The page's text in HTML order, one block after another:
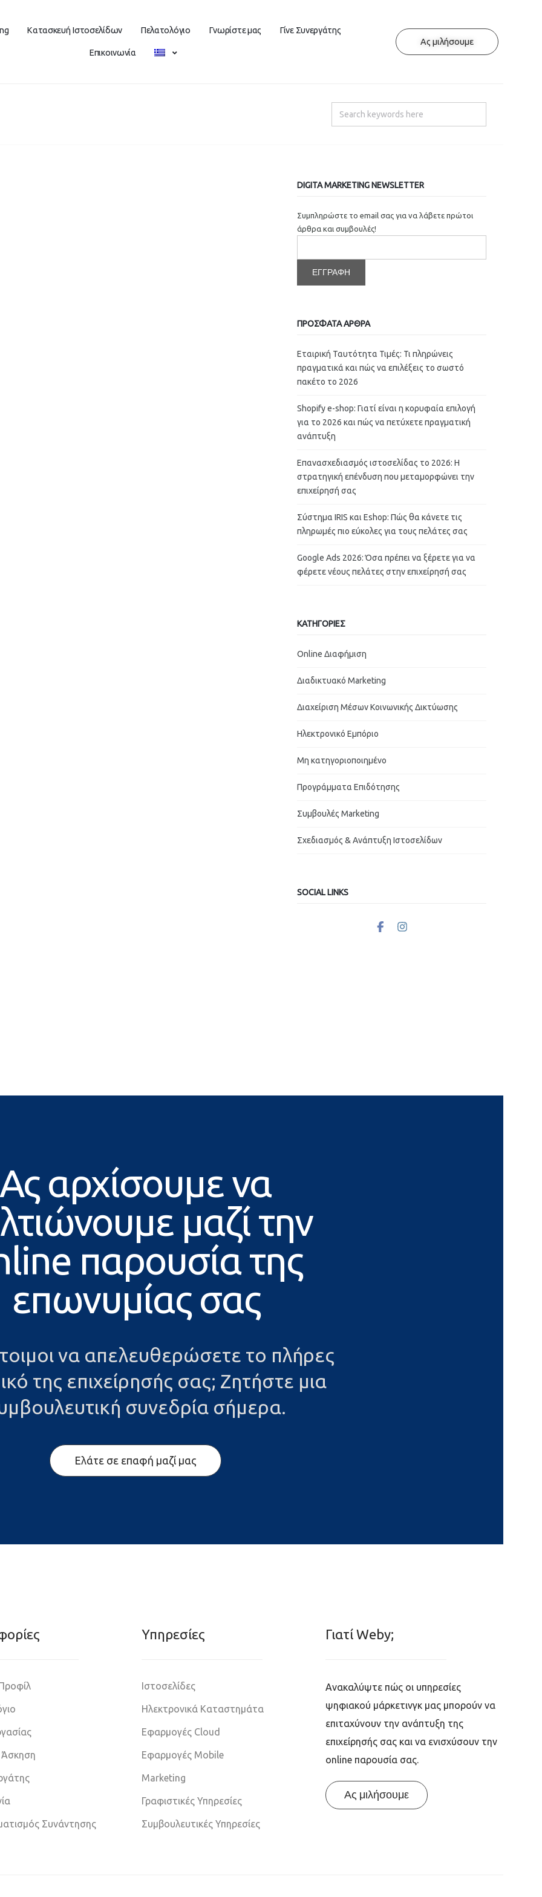
Κατασκευή Ιστοσελίδων Πελατολόγιο Γνωρίστε μας Γίνε Συνεργάτης
Επικοινωνία
Ας μιλήσουμε
DIGITA MARKETING NEWSLETTER
Συμπληρώστε το email σας για να λάβετε πρώτοι
άρθρα και συμβουλές!
ΠΡΟΣΦΑΤΑ ΑΡΘΡΑ
Εταιρική Ταυτότητα Τιμές: Τι πληρώνεις
πραγματικά και πώς να επιλέξεις το σωστό
πακέτο το 2026
Shopify e-shop: Γιατί είναι η κορυφαία επιλογή
για το 2026 και πώς να πετύχετε πραγματική
ανάπτυξη
Επανασχεδιασμός ιστοσελίδας το 2026: Η
στρατηγική επένδυση που μεταμορφώνει την
επιχείρησή σας
Σύστημα IRIS και Eshop: Πώς θα κάνετε τις
πληρωμές πιο εύκολες για τους πελάτες σας
Google Ads 2026: Όσα πρέπει να ξέρετε για να
φέρετε νέους πελάτες στην επιχείρησή σας
ΚΑΤΗΓΟΡΙΕΣ
Online Διαφήμιση
Διαδικτυακό Marketing
Διαχείριση Μέσων Κοινωνικής Δικτύωσης
Ηλεκτρονικό Εμπόριο
Μη κατηγοριοποιημένο
Προγράμματα Επιδότησης
Συμβουλές Marketing
Σχεδιασμός & Ανάπτυξη Ιστοσελίδων
SOCIAL LINKS
Ας αρχίσουμε να
μαζί την
παρουσία της
επωνυμίας σας
να απελευθερώσετε το πλήρες
της επιχείρησής σας; Ζητήστε μια
συνεδρία σήμερα.
Ελάτε σε επαφή μαζί μας
Άσκηση
Συνάντησης
Υπηρεσίες
Ιστοσελίδες
Ηλεκτρονικά Καταστημάτα
Εφαρμογές Cloud
Εφαρμογές Mobile
Marketing
Γραφιστικές Υπηρεσίες
Συμβουλευτικές Υπηρεσίες
Γιατί Weby;
Ανακαλύψτε πώς οι υπηρεσίες
ψηφιακού μάρκετινγκ μας μπορούν να
επιταχύνουν την ανάπτυξη της
επιχείρησής σας και να ενισχύσουν την
online παρουσία σας.
Ας μιλήσουμε